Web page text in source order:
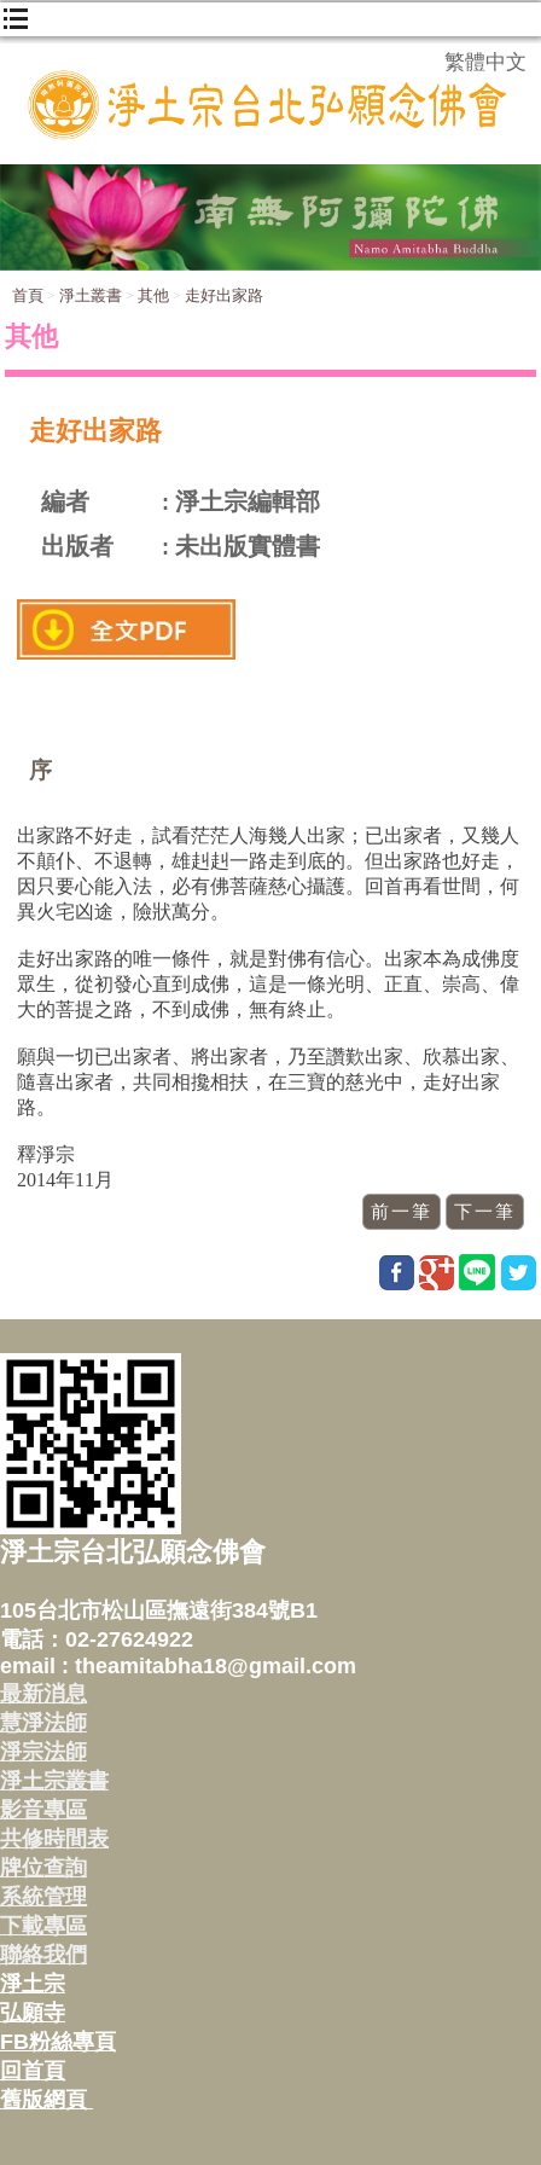
繁體中文
首頁 淨土叢書 其他 走好出家路
其他
走好出家路
編者
淨土宗編輯部
出版者
未出版實體書
序
出家路不好走，試看茫茫人海幾人出家；已出家者，又幾人
不顛仆、不退轉，雄赳赳一路走到底的。但出家路也好走，
因只要心能入法，必有佛菩薩慈心攝護。回首再看世間，何
異火宅凶途，險狀萬分。
走好出家路的唯一條件，就是對佛有信心。出家本為成佛度
眾生，從初發心直到成佛，這是一條光明、正直、崇高、偉
大的菩提之路，不到成佛，無有終止。
願與一切已出家者、將出家者，乃至讚歎出家、欣慕出家、
隨喜出家者，共同相攙相扶，在三寶的慈光中，走好出家
路。
釋淨宗
2014年11月
淨土宗台北弘願念佛會
105台北市松山區撫遠街384號B1
電話：02-27624922
email : theamitabha18@gmail.com
最新消息
慧淨法師
淨宗法師
淨土宗叢書
影音專區
共修時間表
牌位查詢
系統管理
下載專區
聯絡我們
淨土宗
弘願寺
FB粉絲專頁
回首頁
舊版網頁